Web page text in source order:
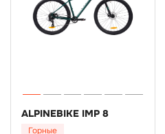
ALPINEBIKE IMP 8
Горные